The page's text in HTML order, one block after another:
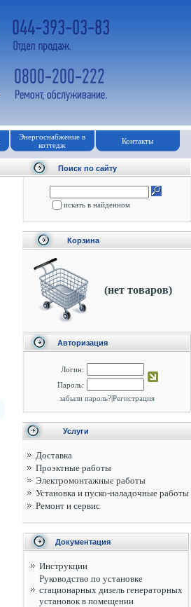
Энергоснабжение в
коттедж
Контакты
Поиск по сайту
искать в найденном
Корзина
(нет товаров)
Авторизация
Логин:
Пароль:
забыли пароль?|Регистрация
Услуги
Доставка
Проэктные работы
Электромонтажные работы
Установка и пуско-наладочные работы
Ремонт и сервис
Документация
Инструкции
Руководство по установке
стационарных дизель генераторных
установок в помещении